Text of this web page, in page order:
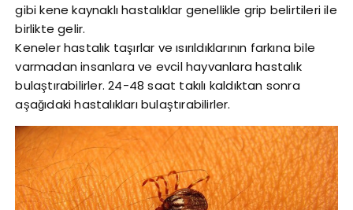
gibi kene kaynaklı hastalıklar genellikle grip belirtileri ile
birlikte gelir.
Keneler hastalık taşırlar ve ısırıldıklarının farkına bile
varmadan insanlara ve evcil hayvanlara hastalık
bulaştırabilirler. 24-48 saat takılı kaldıktan sonra
aşağıdaki hastalıkları bulaştırabilirler.